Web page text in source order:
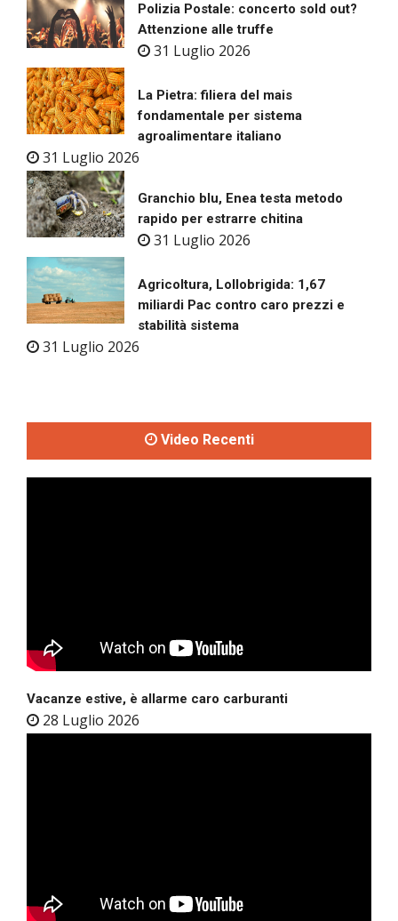
Polizia Postale: concerto sold out?
Attenzione alle truffe
31 Luglio 2026
La Pietra: filiera del mais
fondamentale per sistema
agroalimentare italiano
31 Luglio 2026
Granchio blu, Enea testa metodo
rapido per estrarre chitina
31 Luglio 2026
Agricoltura, Lollobrigida: 1,67
miliardi Pac contro caro prezzi e
stabilità sistema
31 Luglio 2026
Video Recenti
Vacanze estive, è allarme caro carburanti
28 Luglio 2026